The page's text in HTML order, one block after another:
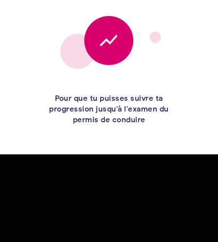
Pour que tu puisses suivre ta
progression jusqu'à l'examen du
permis de conduire